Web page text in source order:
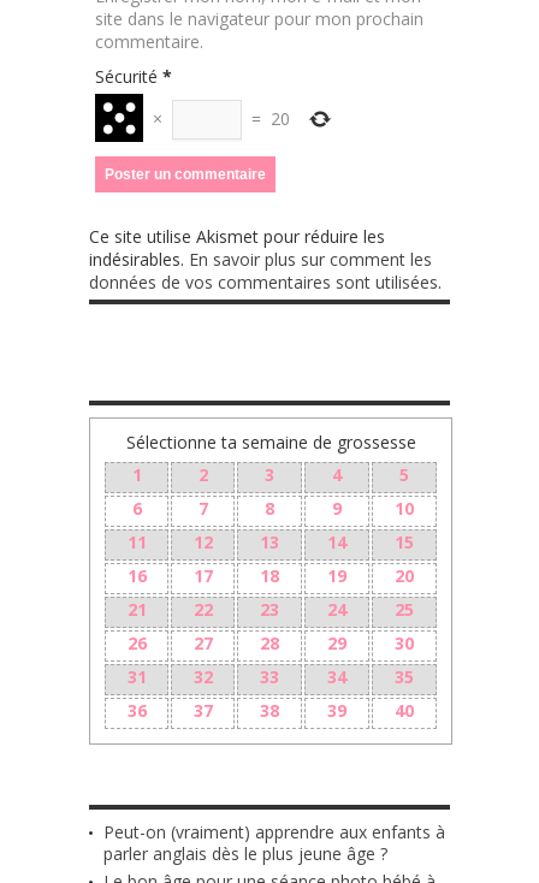
site dans le navigateur pour mon prochain
commentaire.
Sécurité *
×
= 20
Ce site utilise Akismet pour réduire les
indésirables. En savoir plus sur comment les
données de vos commentaires sont utilisées.
Sélectionne ta semaine de grossesse
1
2 3 4
5
6
7 8 9
10
11
12 13 14
15
16
17 18 19
20
21
22 23 24
25
26
27 28 29
30
31
32 33 34
35
36
37 38 39 40
Peut-on (vraiment) apprendre aux enfants à
parler anglais dès le plus jeune âge ?